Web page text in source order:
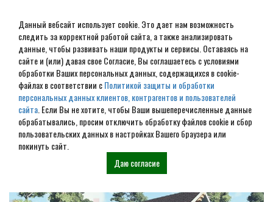
Данный вебсайт использует cookie. Это дает нам возможность
следить за корректной работой сайта, а также анализировать
данные, чтобы развивать наши продукты и сервисы. Оставаясь на
сайте и (или) давая свое Согласие, Вы соглашаетесь с условиями
обработки Ваших персональных данных, содержащихся в cookie-
файлах в соответствии сПолитикой защиты и обработки
персональных данных клиентов, контрагентов и пользователей
сайта . Если Вы не хотите, чтобы Ваши вышеперечисленные данные
обрабатывались, просим отключить обработку файлов cookie и сбор
пользовательских данных в настройках Вашего браузера или
покинуть сайт.
Даю согласие
Дом из бревна под ключ в
Буе
Наши проекты